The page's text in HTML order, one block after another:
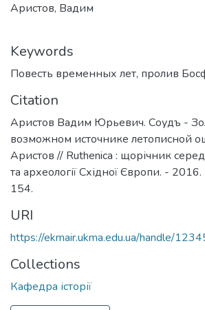
Аристов, Вадим
Keywords
Повесть временных лет, пролив
Citation
Аристов Вадим Юрьевич. Соудъ -
возможном источнике летописной
Аристов // Ruthenica : щорічник
та археології Східної Європи. -
154.
URI
https://ekmair.ukma.edu.ua/handle/
Collections
Кафедра історії